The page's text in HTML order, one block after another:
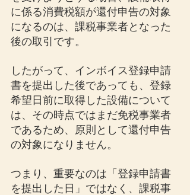
に係る消費税額が還付申告の対象
になるのは、課税事業者となった
後の取引です。
したがって、インボイス登録申請
書を提出した後であっても、登録
希望日前に取得した設備について
は、その時点ではまだ免税事業者
であるため、原則として還付申告
の対象になりません。
つまり、重要なのは「登録申請書
を提出した日」ではなく、課税事